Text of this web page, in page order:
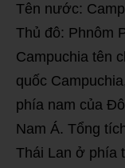
Tên nước:
Thủ đô: Phnôm
Campuchia tên
quốc
phía nam của
Nam Á. Tổng
Thái Lan ở phía